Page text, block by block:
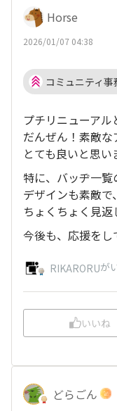
Horse
2026/01/07 04:38
コミュニティ事
プチリニューアル
だんぜん！素敵な
とても良いと思い
特に、バッヂ一覧
デザインも素敵で
ちょくちょく見返
今後も、応援をし
RIKARORUが
いいね
どらごん